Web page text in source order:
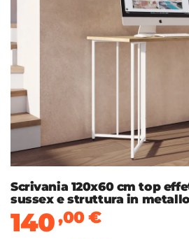
Scrivania 120x60 cm top
sussex e struttura in
140,00€